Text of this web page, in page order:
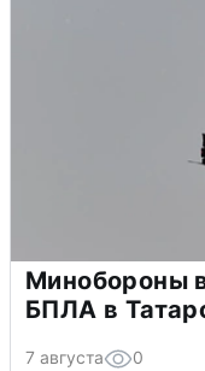
Минобороны
БПЛА в
7 августа 0